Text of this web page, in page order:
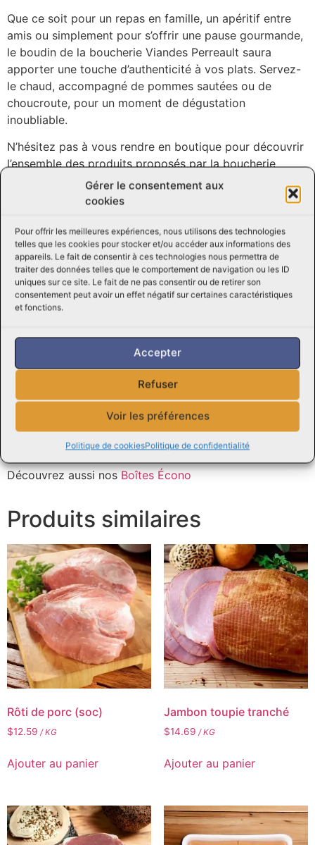
Gérer le consentement aux
cookies
Pour offrir les meilleures expériences, nous utilisons des technologies
telles que les cookies pour stocker et/ou accéder aux informations des
appareils. Le fait de consentir à ces technologies nous permettra de
traiter des données telles que le comportement de navigation ou les ID
uniques sur ce site. Le fait de ne pas consentir ou de retirer son
consentement peut avoir un effet négatif sur certaines caractéristiques
et fonctions.
Accepter
Refuser
Voir les préférences
Politique de cookiesPolitique de confidentialité
Que ce soit pour un repas en famille, un apéritif entre
amis ou simplement pour s’offrir une pause gourmande,
le boudin de la boucherie Viandes Perreault saura
apporter une touche d’authenticité à vos plats. Servez-
le chaud, accompagné de pommes sautées ou de
choucroute, pour un moment de dégustation
inoubliable.
N’hésitez pas à vous rendre en boutique pour découvrir
l’ensemble des produits proposés par la boucherie
Viandes Perreault. En plus du boudin, vous y trouverez
une large sélection de viandes, de charcuteries et de
qualité et de tradition.
Faites confiance à la boucherie Viandes Perreault pour
vous régaler avec un boudin d’exception, préparé avec
passion et savoir-faire. Laissez-vous tenter par cette
spécialité incontournable de la gastronomie française et
culinaire.
N’hésitez pas à nous contacter pour toute question ou
demande, notre équipe d’experts de Viandes Perreault
sera ravie de vous assister et de vous donner des
Consultez desrecettes en ligne
Découvrez aussi nosBoîtes Écono
Produits similaires
Rôti de porc (soc)
$12.59 / KG
Ajouter au panier
Jambon toupie tranché
$14.69 / KG
Ajouter au panier